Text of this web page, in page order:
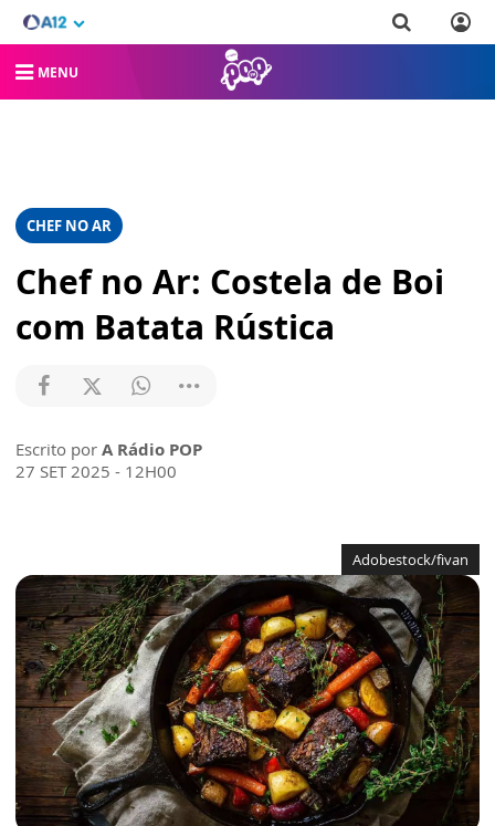
MENU
CHEF NO AR
Chef no Ar: Costela de Boi
com Batata Rústica
Escrito por A Rádio POP
27 SET 2025 - 12H00
Adobestock/fivan